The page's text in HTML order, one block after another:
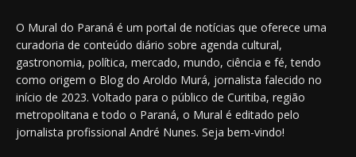
O Mural do Paraná é um portal de notícias que oferece uma
curadoria de conteúdo diário sobre agenda cultural,
gastronomia, política, mercado, mundo, ciência e fé, tendo
como origem o Blog do Aroldo Murá, jornalista falecido no
início de 2023. Voltado para o público de Curitiba, região
metropolitana e todo o Paraná, o Mural é editado pelo
jornalista profissional André Nunes. Seja bem-vindo!